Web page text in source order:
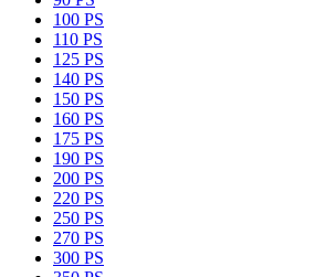
100 PS
110 PS
125 PS
140 PS
150 PS
160 PS
175 PS
190 PS
200 PS
220 PS
250 PS
270 PS
300 PS